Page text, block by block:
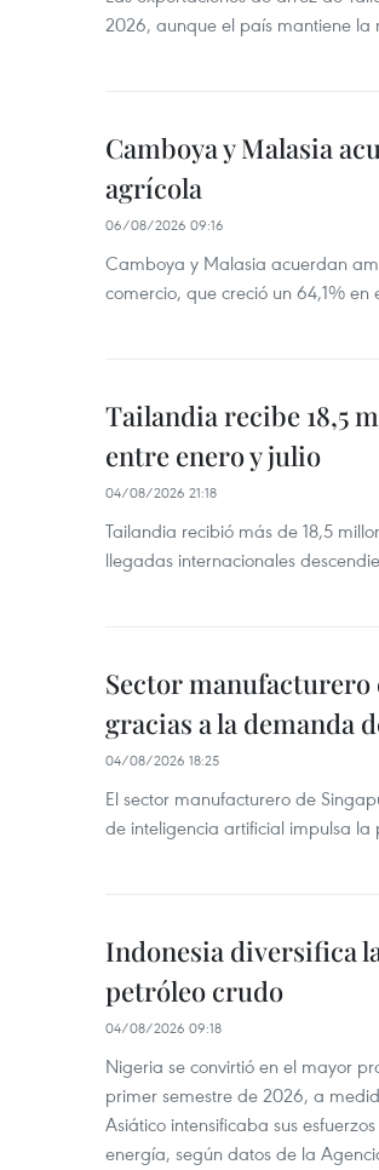
2026, aunque el país mantiene la
Camboya y Malasia
agrícola
06/08/2026 09:16
Camboya y Malasia acuerdan
comercio, que creció un 64,1%
Tailandia recibe 18,5
entre enero y julio
04/08/2026 21:18
Tailandia recibió más de 18,5
llegadas internacionales
Sector
gracias a la demanda
04/08/2026 18:25
El sector manufacturero de
de inteligencia artificial impulsa la
Indonesia diversifica
petróleo crudo
04/08/2026 09:18
Nigeria se convirtió en el mayor
primer semestre de 2026, a
Asiático intensificaba sus
energía, según datos de la